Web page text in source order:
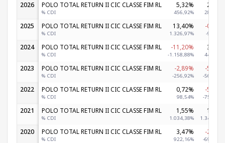
2026
POLO TOTAL RETURN II CIC CLASSE FIM RL
% CDI
5,32%
456,92%
2,80%
280,92%
2025 POLO TOTAL RETURN II CIC CLASSE FIM RL
% CDI
13,40%
1.326,97%
-0,90%
-91,67%
2024 POLO TOTAL RETURN II CIC CLASSE FIM RL
% CDI
-11,20%
-1.158,88%
3,56%
443,83%
2023 POLO TOTAL RETURN II CIC CLASSE FIM RL
% CDI
-2,89%
-256,92%
-5,16%
-562,49%
2022 POLO TOTAL RETURN II CIC CLASSE FIM RL
% CDI
0,72%
98,54%
-5,69%
-758,98%
2021 POLO TOTAL RETURN II CIC CLASSE FIM RL
% CDI
1,55%
1.034,38%
1,81%
1.344,42%
2020 POLO TOTAL RETURN II CIC CLASSE FIM RL
% CDI
3,47%
922,16%
-2,06%
-699,61%